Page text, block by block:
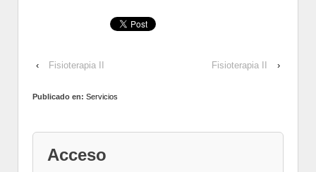
‹ Fisioterapia II Fisioterapia II ›
Publicado en: Servicios
Acceso